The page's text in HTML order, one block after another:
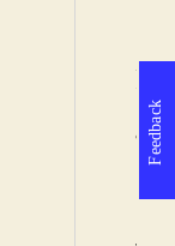
af Feedback